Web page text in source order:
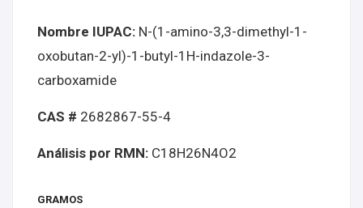
CBD
Nombre IUPAC: N-(1-amino-3,3-dimethyl-1-
oxobutan-2-yl)-1-butyl-1H-indazole-3-
carboxamide
CAS # 2682867-55-4
Análisis por RMN: C18H26N4O2
GRAMOS